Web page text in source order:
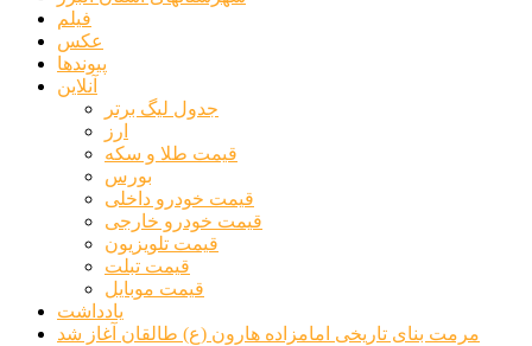
فیلم
عکس
پیوندها
آنلاین
جدول لیگ برتر
ارز
قیمت طلا و سکه
بورس
قیمت خودرو داخلی
قیمت خودرو خارجی
قیمت تلویزیون
قیمت تبلت
قیمت موبایل
یادداشت
مرمت بنای تاریخی امامزاده هارون (ع) طالقان آغاز شد